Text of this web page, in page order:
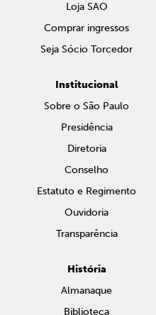
Loja SAO
Comprar ingressos
Seja Sócio Torcedor
Institucional
Sobre o São Paulo
Presidência
Diretoria
Conselho
Estatuto e Regimento
Ouvidoria
Transparência
História
Almanaque
Biblioteca